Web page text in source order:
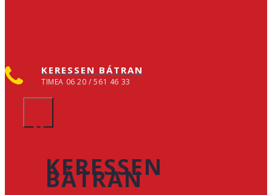
KERESSEN BÁTRAN
TIMEA 06 20 / 561 46 33
×
KERESSEN
BÁTRAN